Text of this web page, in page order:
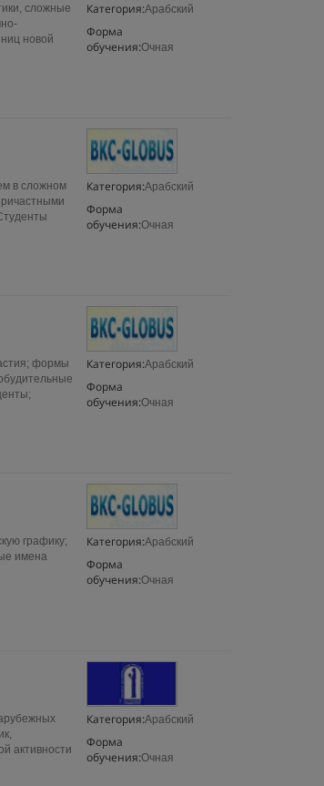
Категория:Арабский
Форма
обучения:Очная
сложные
новой
Категория:Арабский
Форма
обучения:Очная
в сложном
Категория:Арабский
Форма
обучения:Очная
формы
Категория:Арабский
Форма
обучения:Очная
графику;
имена
Категория:Арабский
Форма
обучения:Очная
активности